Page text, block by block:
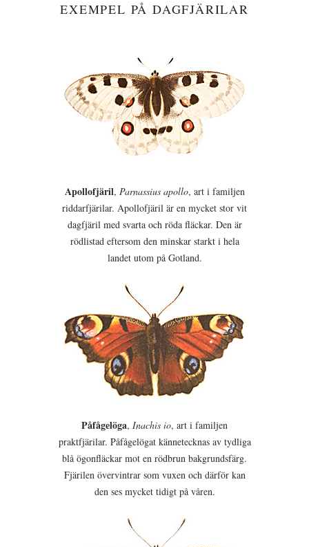
EXEMPEL PÅ DAGFJÄRILAR
Apollofjäril, Parnassius apollo, art i familjen
riddarfjärilar. Apollofjäril är en mycket stor vit
dagfjäril med svarta och röda fläckar. Den är
rödlistad eftersom den minskar starkt i hela
landet utom på Gotland.
Påfågelöga, Inachis io, art i familjen
praktfjärilar. Påfågelögat kännetecknas av tydliga
blå ögonfläckar mot en rödbrun bakgrundsfärg.
Fjärilen övervintrar som vuxen och därför kan
den ses mycket tidigt på våren.